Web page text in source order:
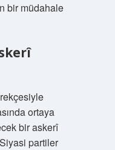
bir müdahale
ortaya
bir askerî
partiler